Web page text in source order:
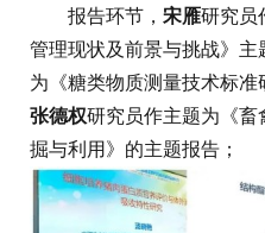
报告环节， 宋雁研究员
管理现状及前景与挑战》主
为《糖类物质测量技术标准
张德权研究员作主题为《畜
掘与利用》的主题报告；